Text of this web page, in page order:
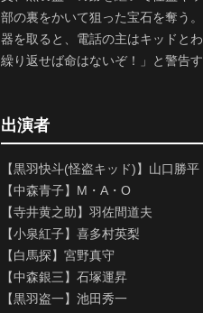
部の裏をかいて狙った宝石を奪う
器を取ると、電話の主はキッドと
繰り返せば命はないぞ！」と警告す
出演者
【黒羽快斗(怪盗キッド)】山口勝平
【中森青子】M・A・O
【寺井黄之助】羽佐間道夫
【小泉紅子】喜多村英梨
【白馬探】宮野真守
【中森銀三】石塚運昇
【黒羽盗一】池田秀一